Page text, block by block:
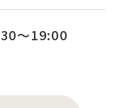
〜19:00